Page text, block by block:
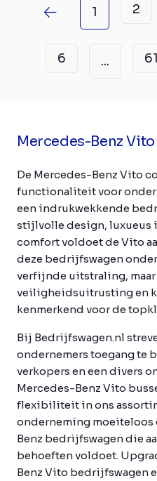
1 2
6 ... 61
Mercedes-Benz
De Mercedes-Benz Vito
functionaliteit voor
een indrukwekkende
stijlvolle design,
comfort voldoet de Vito
deze bedrijfswagen
verfijnde uitstraling,
veiligheidsuitrusting en
kenmerkend voor de
Bij Bedrijfswagen.nl
ondernemers toegang te
verkopers en een divers
Mercedes-Benz Vito
flexibiliteit in ons
onderneming moeiteloos
Benz bedrijfswagen die
behoeften voldoet.
Benz Vito bedrijfswagen